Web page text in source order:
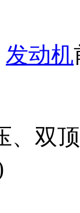
发动机
双顶